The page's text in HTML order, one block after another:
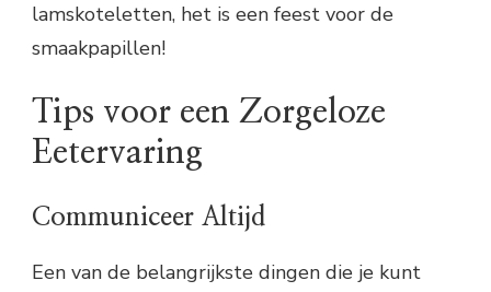
lamskoteletten, het is een feest voor de
smaakpapillen!
Tips voor een Zorgeloze
Eetervaring
Communiceer Altijd
Een van de belangrijkste dingen die je kunt